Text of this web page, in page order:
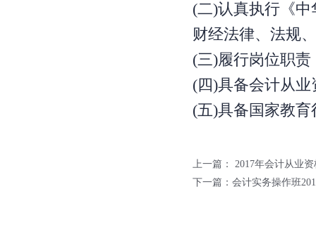
(二)认真执行《
财经法律、法规
(三)履行岗位职
(四)具备会计从
(五)具备国家教
上一篇：
2017年会计从业
下一篇： 会计实务操作班